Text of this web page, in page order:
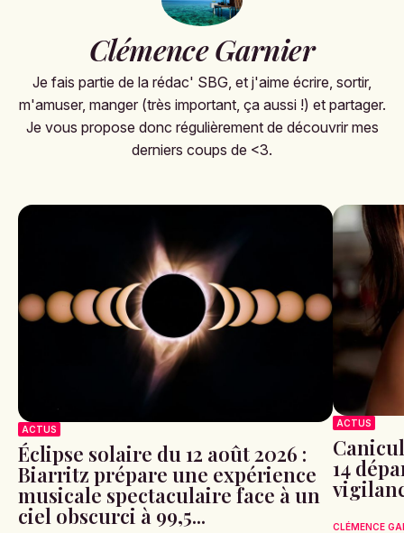
Clémence Garnier
Je fais partie de la rédac' SBG, et j'aime écrire, sortir,
m'amuser, manger (très important, ça aussi !) et partager.
Je vous propose donc régulièrement de découvrir mes
derniers coups de <3.
ACTUS
Éclipse solaire du 12 août 2026 :
Biarritz prépare une expérience
musicale spectaculaire face à un
ciel obscurci à 99,5...
ACTUS
14
CLÉMENCE